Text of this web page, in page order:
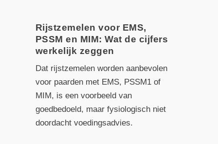
Rijstzemelen voor EMS,
PSSM en MIM: Wat de cijfers
werkelijk zeggen
Dat rijstzemelen worden aanbevolen
voor paarden met EMS, PSSM1 of
MIM, is een voorbeeld van
goedbedoeld, maar fysiologisch niet
doordacht voedingsadvies.